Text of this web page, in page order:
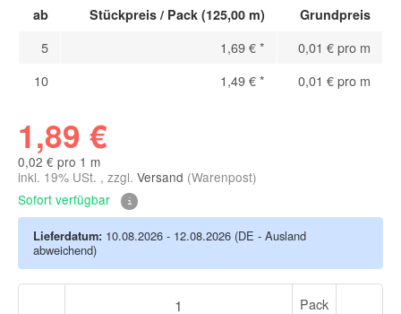
ab Stückpreis / Pack (125,00 m) Grundpreis
5 1,69 €*
0,01 € pro m
10
1,49 €* 0,01 € pro m
1,89 €
0,02 € pro 1 m
inkl. 19% USt. , zzgl. Versand (Warenpost)
Sofort verfügbar
Lieferdatum: 10.08.2026 - 12.08.2026 (DE - Ausland
abweichend)
Pack